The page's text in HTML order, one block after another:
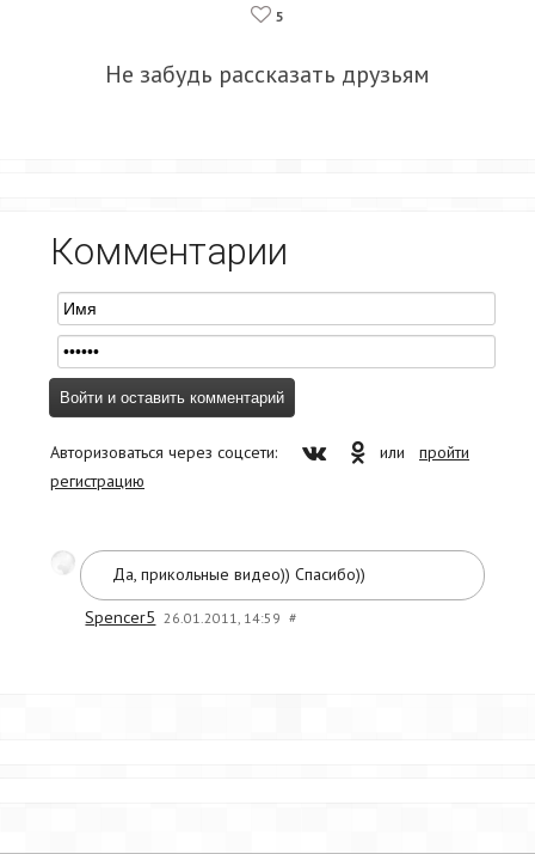
5
Не забудь рассказать друзьям
Комментарии
Авторизоваться через соцсети: или пройти
регистрацию
Да, прикольные видео)) Спасибо))
Spencer5 26.01.2011, 14:59 #